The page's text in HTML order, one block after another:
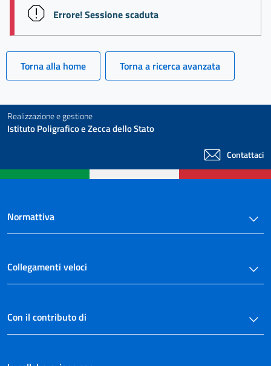
session id:
Errore! Sessione scaduta
Torna alla home Torna a ricerca avanzata
Realizzazione e gestione
Istituto Poligrafico e Zecca dello Stato
Contattaci
Normattiva
Collegamenti veloci
Con il contributo di